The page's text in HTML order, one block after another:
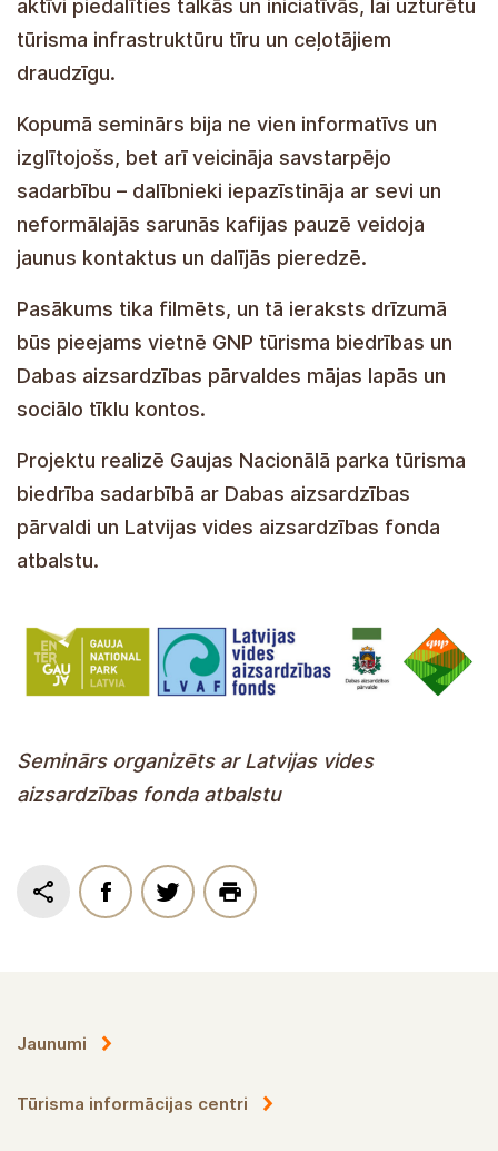
aktīvi piedalīties talkās un iniciatīvās, lai uzturētu
tūrisma infrastruktūru tīru un ceļotājiem
draudzīgu.
Kopumā seminārs bija ne vien informatīvs un
izglītojošs, bet arī veicināja savstarpējo
sadarbību – dalībnieki iepazīstināja ar sevi un
neformālajās sarunās kafijas pauzē veidoja
jaunus kontaktus un dalījās pieredzē.
Pasākums tika filmēts, un tā ieraksts drīzumā
būs pieejams vietnē GNP tūrisma biedrības un
Dabas aizsardzības pārvaldes mājas lapās un
sociālo tīklu kontos.
Projektu realizē Gaujas Nacionālā parka tūrisma
biedrība sadarbībā ar Dabas aizsardzības
pārvaldi un Latvijas vides aizsardzības fonda
atbalstu.
Seminārs organizēts ar Latvijas vides
aizsardzības fonda atbalstu
Jaunumi
Tūrisma informācijas centri